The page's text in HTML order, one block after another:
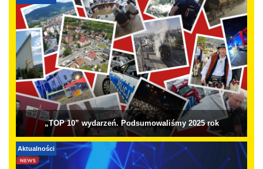
„TOP 10” wydarzeń. Podsumowaliśmy 2025 rok
Aktualności